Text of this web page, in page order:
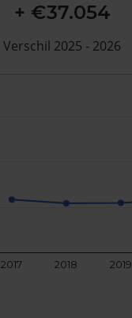
2017 2018 2019
+ €37.054
Verschil 2025 - 2026